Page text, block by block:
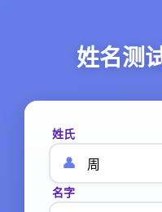
姓名测
姓氏
👤
名字